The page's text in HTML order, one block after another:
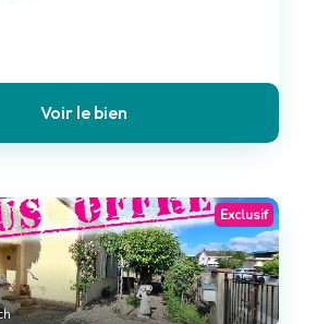
Voir le bien
Exclusif